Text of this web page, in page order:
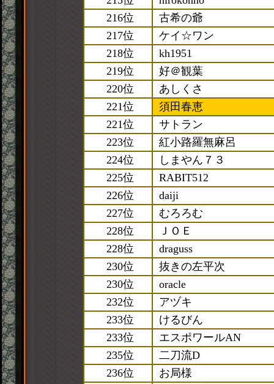
216位
古希の爺
217位
ケイ☆ワン
218位
kh1951
219位
好＠観葉
220位
あしくさ
221位
須田春恵
221位
サトラン
223位
紅小路羅無麻呂
224位
しまやん７３
225位
RABIT512
226位
daiji
227位
むろろむ
228位
ＪＯＥ
228位
draguss
230位
抜きの左平次
230位
oracle
232位
アヅキ
233位
けるびん
233位
エスポワールAN
235位
二刀流D
236位
お局様